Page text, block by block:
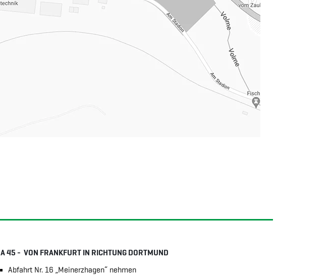
A 45 - VON FRANKFURT IN RICHTUNG DORTMUND
Abfahrt Nr. 16 „Meinerzhagen“ nehmen